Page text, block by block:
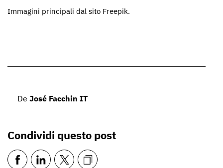
Immagini principali dal sito Freepik.
De José Facchin IT
Condividi questo post